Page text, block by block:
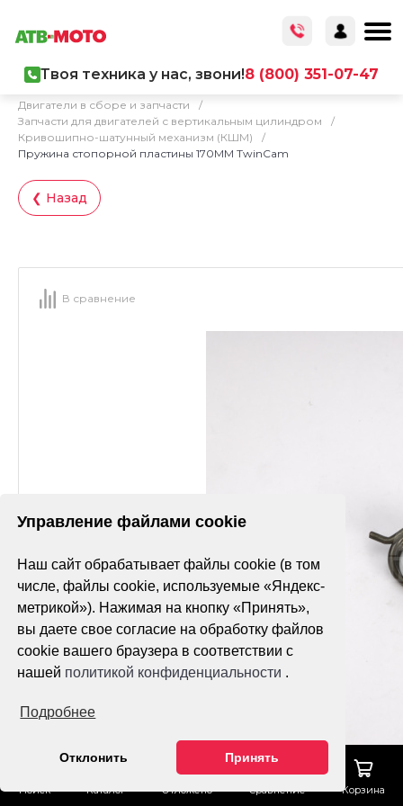
Управление файлами cookie
Наш сайт обрабатывает файлы cookie (в том
числе, файлы cookie, используемые «Яндекс-
метрикой»). Нажимая на кнопку «Принять»,
вы даете свое согласие на обработку файлов
cookie вашего браузера в соответствии с
нашей политикой конфиденциальности .
Подробнее
Отклонить Принять
Поиск Каталог Отложено Сравнение Корзина
Твоя техника у нас, звони!8 (800) 351-07-47
Двигатели в сборе и запчасти
/
Запчасти для двигателей с вертикальным цилиндром
/
Кривошипно-шатунный механизм (КШМ)
/
Пружина стопорной пластины 170MM TwinCam
❮ Назад
В сравнение